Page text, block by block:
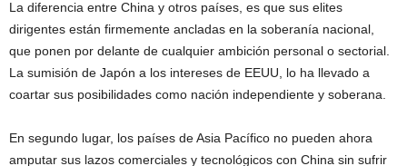
La diferencia entre China y otros países, es que sus elites
dirigentes están firmemente ancladas en la soberanía nacional,
que ponen por delante de cualquier ambición personal o sectorial.
La sumisión de Japón a los intereses de EEUU, lo ha llevado a
coartar sus posibilidades como nación independiente y soberana.
En segundo lugar, los países de Asia Pacífico no pueden ahora
amputar sus lazos comerciales y tecnológicos con China sin sufrir